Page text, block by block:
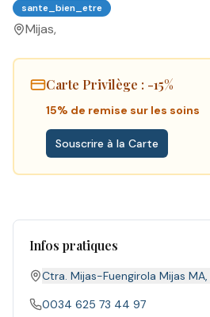
sante_bien_etre
Mijas,
Carte Privilège : -15%
15% de remise sur les soins
Souscrire à la Carte
Infos pratiques
Ctra. Mijas-Fuengirola Mijas MA
0034 625 73 44 97